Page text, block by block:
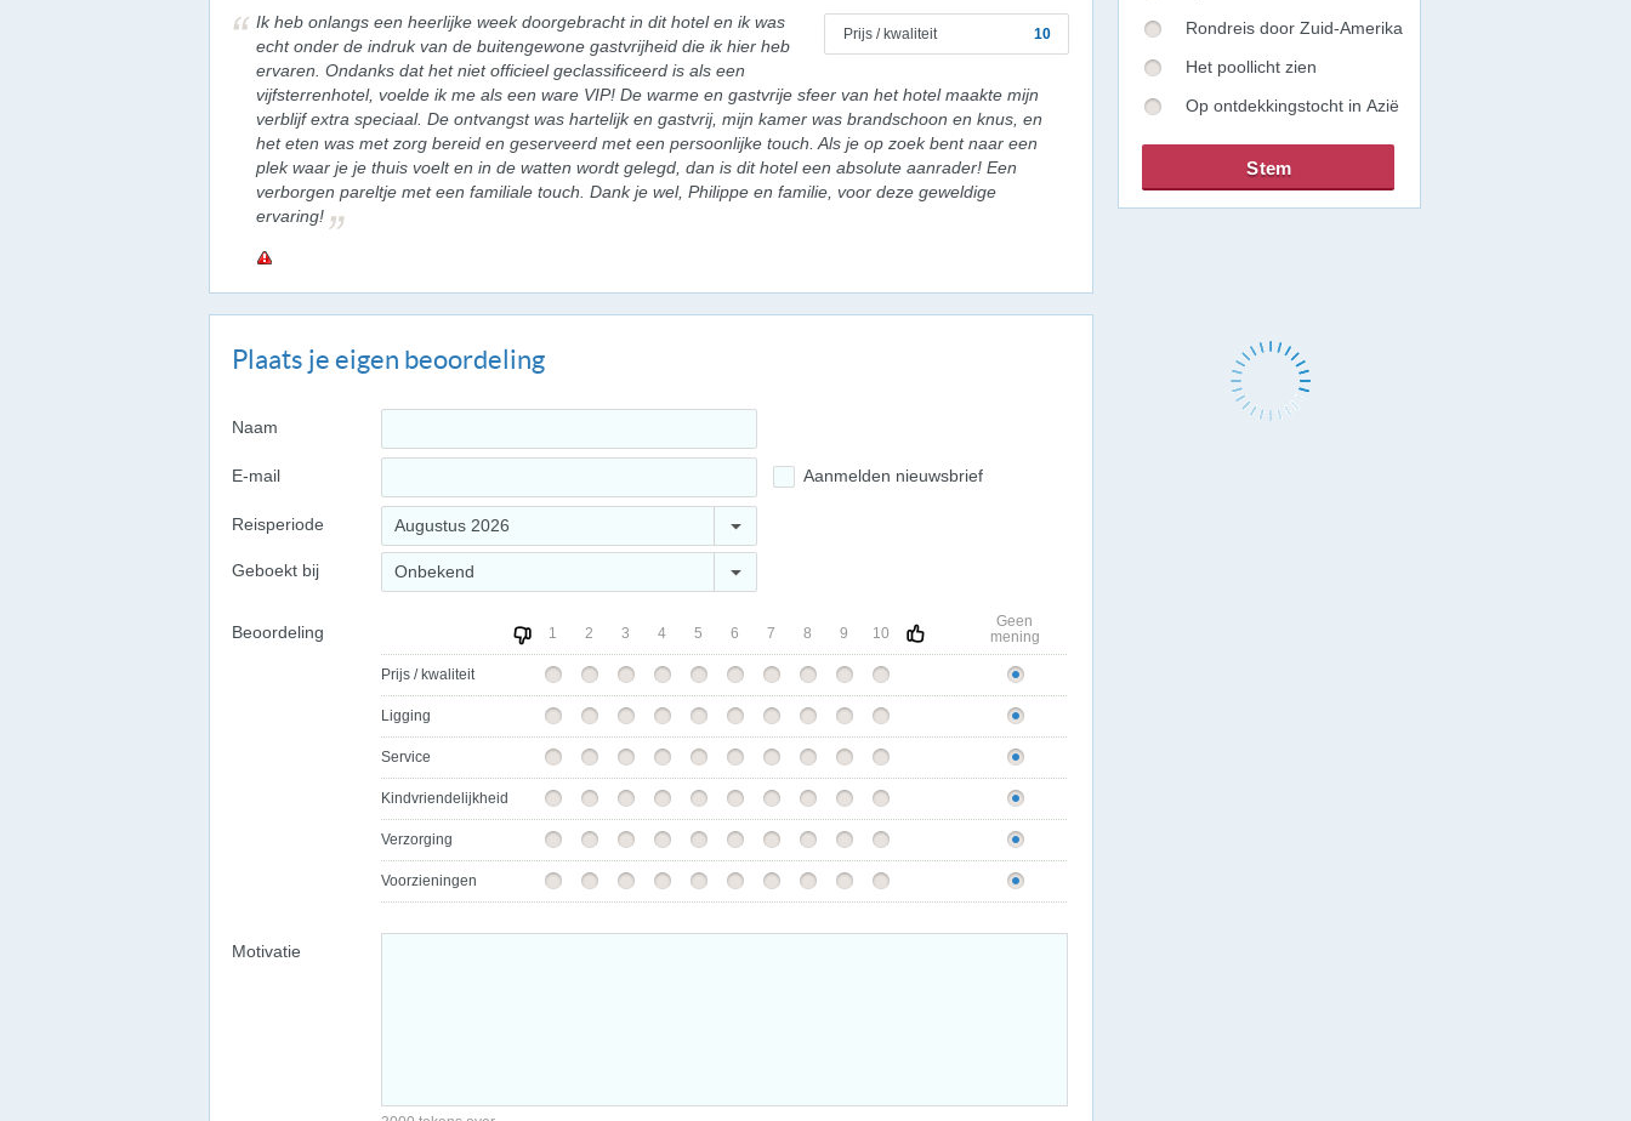
Prijs / kwaliteit 10
Ik heb onlangs een heerlijke week doorgebracht in dit hotel en ik was
echt onder de indruk van de buitengewone gastvrijheid die ik hier heb
ervaren. Ondanks dat het niet officieel geclassificeerd is als een
vijfsterrenhotel, voelde ik me als een ware VIP! De warme en gastvrije sfeer van het hotel maakte mijn
verblijf extra speciaal. De ontvangst was hartelijk en gastvrij, mijn kamer was brandschoon en knus, en
het eten was met zorg bereid en geserveerd met een persoonlijke touch. Als je op zoek bent naar een
plek waar je je thuis voelt en in de watten wordt gelegd, dan is dit hotel een absolute aanrader! Een
verborgen pareltje met een familiale touch. Dank je wel, Philippe en familie, voor deze geweldige
ervaring!
Plaats je eigen beoordeling
Naam
E-mail Aanmelden nieuwsbrief
Reisperiode Augustus 2026
Geboekt bij Onbekend
Beoordeling 1 2 3 4 5 6 7 8 9 10
Geen
mening
Prijs / kwaliteit
Ligging
Service
Kindvriendelijkheid
Verzorging
Voorzieningen
Motivatie
Rondreis door Zuid-Amerika
Het poollicht zien
Op ontdekkingstocht in Azië